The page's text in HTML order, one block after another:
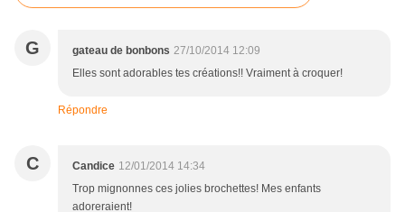
G gateau de bonbons 27/10/2014 12:09
Elles sont adorables tes créations!! Vraiment à croquer!
Répondre
C Candice 12/01/2014 14:34
Trop mignonnes ces jolies brochettes! Mes enfants
adoreraient!